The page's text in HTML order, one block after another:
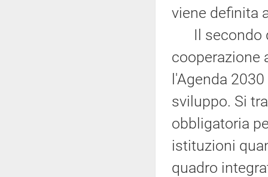
viene definita
Il secondo
cooperazione
l'Agenda
sviluppo. Si
obbligatoria
istituzioni
quadro